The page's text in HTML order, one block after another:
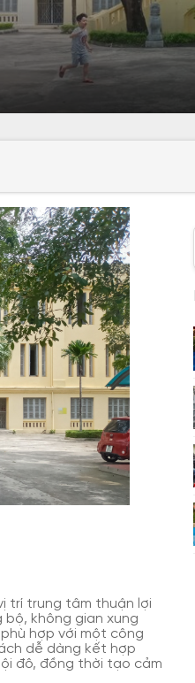
trí trung tâm thuận lợi
bộ, không gian xung
hợp với một công
dễ dàng kết hợp
đô, đồng thời tạo cảm